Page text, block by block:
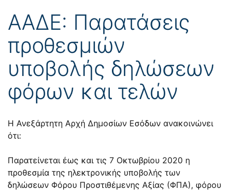
ΑΑΔΕ: Παρατάσεις
προθεσμιών
υποβολής δηλώσεων
φόρων και τελών
Η Ανεξάρτητη Αρχή Δημοσίων Εσόδων ανακοινώνει
ότι:
Παρατείνεται έως και τις 7 Οκτωβρίου 2020 η
προθεσμία της ηλεκτρονικής υποβολής των
δηλώσεων Φόρου Προστιθέμενης Αξίας (ΦΠΑ), φόρου